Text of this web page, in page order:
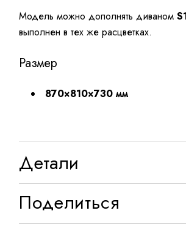
Модель можно дополнять диваном
выполнен в тех же расцветках.
Размер
870×810×730 мм
Детали
Поделиться